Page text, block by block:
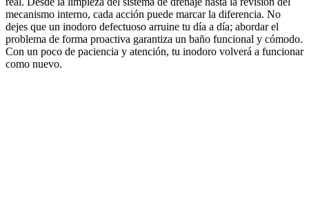
mecanismo interno, cada acción puede marcar la diferencia. No
dejes que un inodoro defectuoso arruine tu día a día; abordar el
problema de forma proactiva garantiza un baño funcional y cómodo.
Con un poco de paciencia y atención, tu inodoro volverá a funcionar
como nuevo.